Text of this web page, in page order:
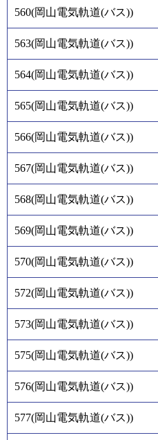
560(岡山電気軌道(バス))
563(岡山電気軌道(バス))
564(岡山電気軌道(バス))
565(岡山電気軌道(バス))
566(岡山電気軌道(バス))
567(岡山電気軌道(バス))
568(岡山電気軌道(バス))
569(岡山電気軌道(バス))
570(岡山電気軌道(バス))
572(岡山電気軌道(バス))
573(岡山電気軌道(バス))
575(岡山電気軌道(バス))
576(岡山電気軌道(バス))
577(岡山電気軌道(バス))